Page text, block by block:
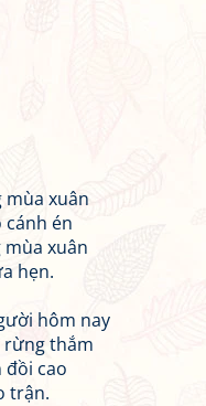
mùa xuân
én
xuân
hẹn.
hôm nay
rừng thắm
cao
trận.